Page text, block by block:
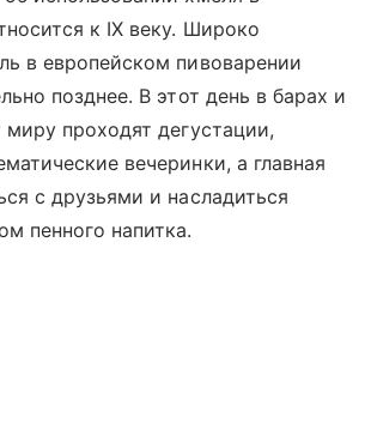
к IX веку. Широко
в европейском пивоварении
позднее. В этот день в барах и
миру проходят дегустации,
вечеринки, а главная
с друзьями и насладиться
пенного напитка.